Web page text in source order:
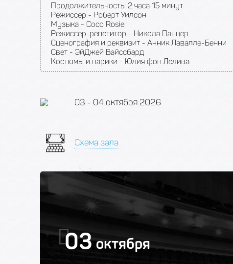
Продолжительность: 2 часа 15 минут
Режиссер - Роберт Уилсон
Музыка - Coco Rosie
Режиссер-репетитор - Никола Панцер
Сценография и реквизит - Анник Лавалле-Бенни
Свет - ЭйДжей Вайссбард
Костюмы и парики - Юлия фон Лелива
03 - 04 октября 2026
Схема зала
03октября